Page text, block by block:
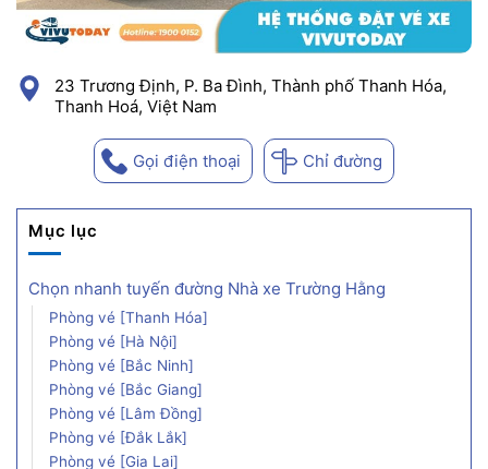
23 Trương Định, P. Ba Đình, Thành phố Thanh Hóa,
Thanh Hoá, Việt Nam
Gọi điện thoại Chỉ đường
Mục lục
Chọn nhanh tuyến đường Nhà xe Trường Hằng
Phòng vé [Thanh Hóa]
Phòng vé [Hà Nội]
Phòng vé [Bắc Ninh]
Phòng vé [Bắc Giang]
Phòng vé [Lâm Đồng]
Phòng vé [Đắk Lắk]
Phòng vé [Gia Lai]